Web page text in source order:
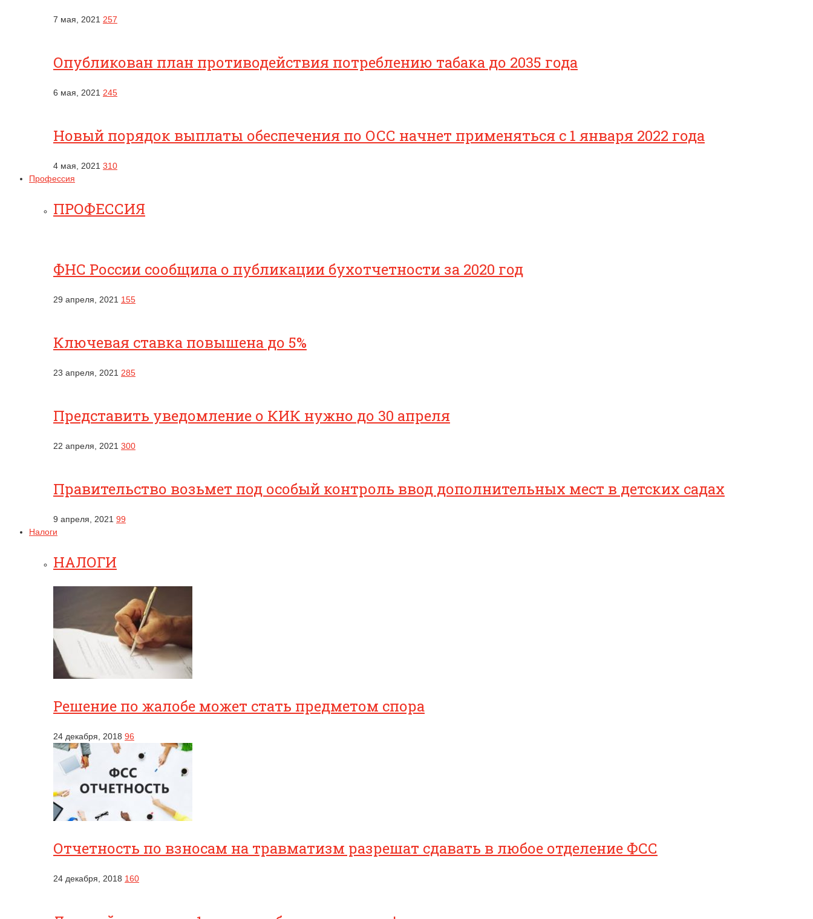
7 мая, 2021 257
Опубликован план противодействия потреблению табака до 2035 года
6 мая, 2021 245
Новый порядок выплаты обеспечения по ОСС начнет применяться с 1 января 2022 года
4 мая, 2021 310
Профессия
ПРОФЕССИЯ
ФНС России сообщила о публикации бухотчетности за 2020 год
29 апреля, 2021 155
Ключевая ставка повышена до 5%
23 апреля, 2021 285
Представить уведомление о КИК нужно до 30 апреля
22 апреля, 2021 300
Правительство возьмет под особый контроль ввод дополнительных мест в детских садах
9 апреля, 2021 99
Налоги
НАЛОГИ
Решение по жалобе может стать предметом спора
24 декабря, 2018 96
Отчетность по взносам на травматизм разрешат сдавать в любое отделение ФСС
24 декабря, 2018 160